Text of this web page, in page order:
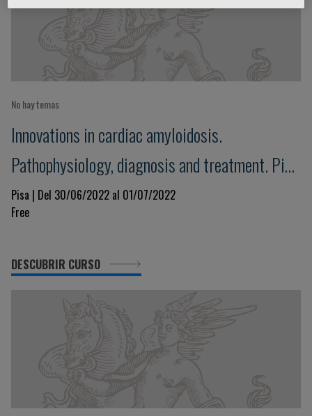
No hay temas
Innovations in cardiac amyloidosis.
Pathophysiology, diagnosis and treatment. Pisa
Amyloid 2022
Pisa | Del 30/06/2022 al 01/07/2022
Free
DESCUBRIR CURSO